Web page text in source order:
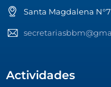
Santa Magdalena
Actividades